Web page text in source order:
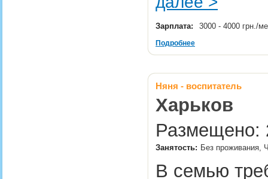
Зарплата: 3000 - 4000 грн./
Подробнее
Няня - воспитатель
Харьков
Размещено:
Занятость: Без проживания,
В семью